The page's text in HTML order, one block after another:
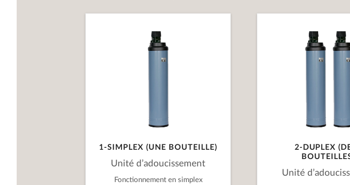
1-SIMPLEX (UNE BOUTEILLE)
Unité d’adoucissement
Fonctionnement en simplex
2-DUPLEX
Unité